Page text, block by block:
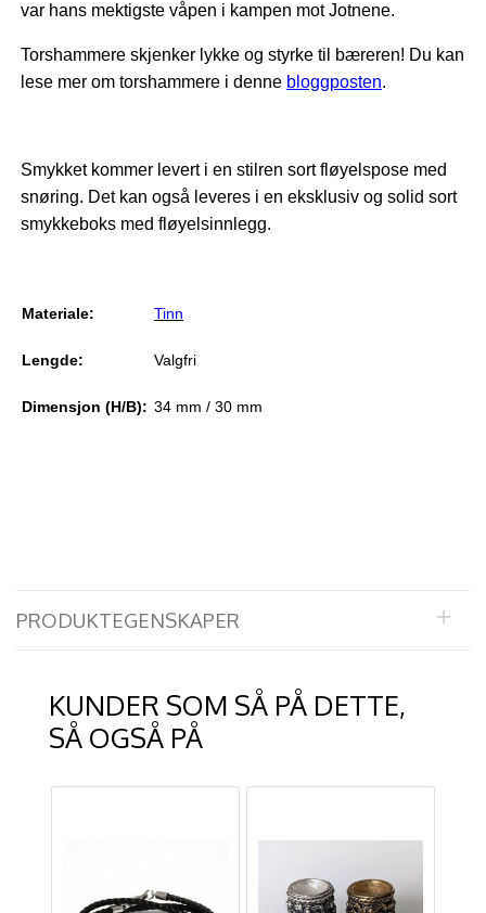
var hans mektigste våpen i kampen mot Jotnene.
Torshammere skjenker lykke og styrke til bæreren! Du kan
lese mer om torshammere i denne bloggposten.
Smykket kommer levert i en stilren sort fløyelspose med
snøring. Det kan også leveres i en eksklusiv og solid sort
smykkeboks med fløyelsinnlegg.
Materiale: Tinn
Lengde: Valgfri
Dimensjon (H/B): 34 mm / 30 mm
PRODUKTEGENSKAPER
KUNDER SOM SÅ PÅ DETTE,
SÅ OGSÅ PÅ